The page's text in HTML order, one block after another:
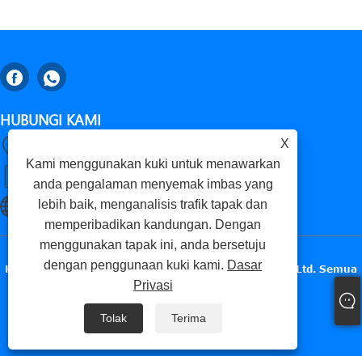
HUBUNGI KAMI
+86-18653276696
luckxing@huadingcasting.com
Hak Cipta © 2025 Gaomi Huading Precise Metals Co., Ltd. Semua
Hak Terpelihara.
Links Sitemap RSS XML
X
Kami menggunakan kuki untuk menawarkan
anda pengalaman menyemak imbas yang
lebih baik, menganalisis trafik tapak dan
memperibadikan kandungan. Dengan
menggunakan tapak ini, anda bersetuju
dengan penggunaan kuki kami. Dasar
Privasi
Tolak Terima